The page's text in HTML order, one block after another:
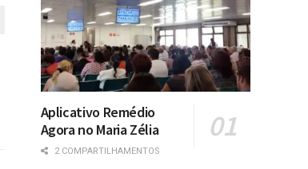
Aplicativo Remédio
Agora no Maria Zélia
2 COMPARTILHAMENTOS